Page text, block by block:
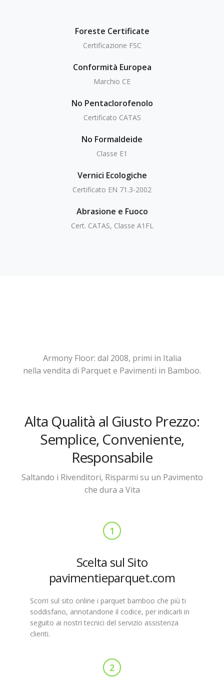
Foreste Certificate
Certificazione FSC
Conformità Europea
Marchio CE
No Pentaclorofenolo
Certificato CATAS
No Formaldeide
Classe E1
Vernici Ecologiche
Certificato EN 71.3-2002
Abrasione e Fuoco
Cert. CATAS, Classe A1FL
Armony Floor: dal 2008, primi in Italia
nella vendita di Parquet e Pavimenti in Bamboo.
Alta Qualità al Giusto Prezzo:
Semplice, Conveniente,
Responsabile
Saltando i Rivenditori, Risparmi su un Pavimento
che dura a Vita
1
Scelta sul Sito
pavimentieparquet.com
Scorri sul sito online i parquet bamboo che più ti
soddisfano, annotandone il codice, per indicarli in
seguito ai nostri tecnici del servizio assistenza
clienti.
2